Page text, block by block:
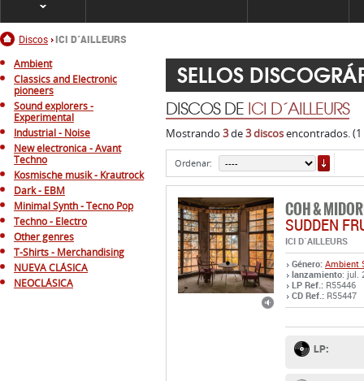
Inicio
Discos ICI D´AILLEURS
Ambient
Classics and Electronic
pioneers
Sound explorers -
Experimental
Industrial - Noise
New electronica - Avant
Techno
Kosmische musik - Krautrock
Dark - EBM
Minimal Synth - Tecno Pop
Techno - Electro
Other genres
T-Shirts - Merchandising
NUEVA CLÁSICA
NEOCLÁSICA
SELLOS
DISCOS DE ICI D´AILLEURS
Mostrando 3de3 discosencontrados. (1
Ordenar:
COH &
SUDDEN
ICI D´AILLEURS
Género: Ambient
lanzamiento: jul.
LP Ref.: R55446
CD Ref.: R55447
LP: